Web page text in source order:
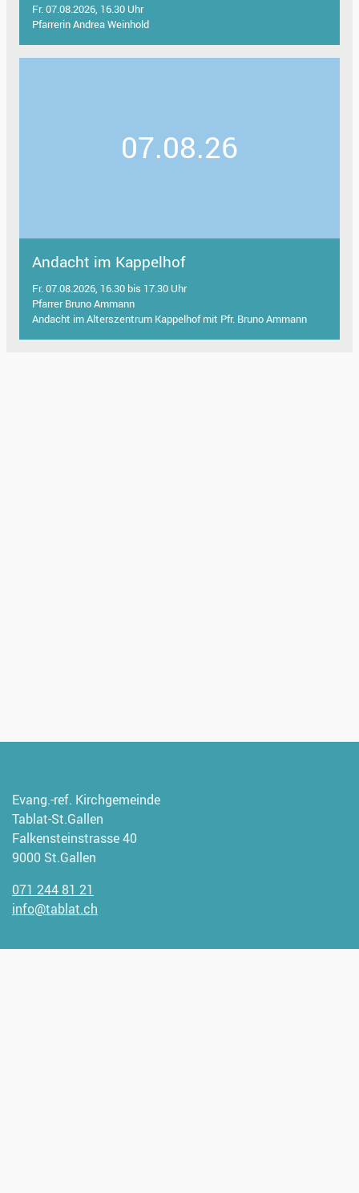
Fr. 07.08.2026, 16.30 Uhr
Pfarrerin Andrea Weinhold
07.08.26
Andacht im Kappelhof
Fr. 07.08.2026, 16.30 bis 17.30 Uhr
Pfarrer Bruno Ammann
Andacht im Alterszentrum Kappelhof mit Pfr. Bruno Ammann
Evang.-ref. Kirchgemeinde
Tablat-St.Gallen
Falkensteinstrasse 40
9000 St.Gallen
071 244 81 21
info@tablat.ch